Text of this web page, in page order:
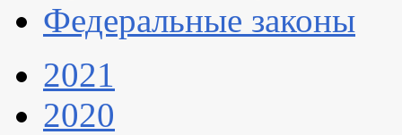
Федеральные законы
2021
2020